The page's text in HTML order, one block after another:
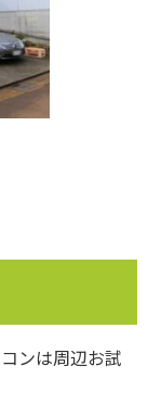
ンは周辺お試